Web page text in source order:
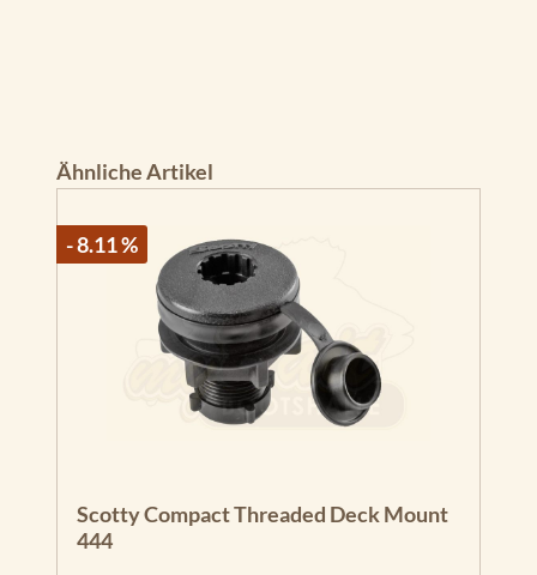
Produktgalerie überspringen
Ähnliche Artikel
- 8.11 %
Scotty Compact Threaded Deck Mount
444